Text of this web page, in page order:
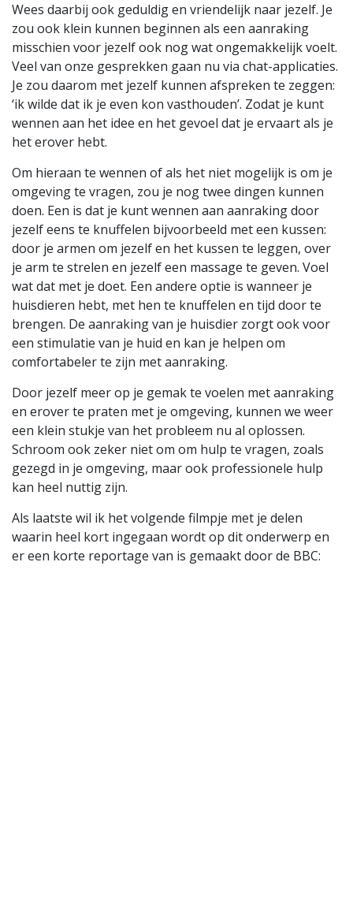
Wees daarbij ook geduldig en vriendelijk naar jezelf. Je
zou ook klein kunnen beginnen als een aanraking
misschien voor jezelf ook nog wat ongemakkelijk voelt.
Veel van onze gesprekken gaan nu via chat-applicaties.
Je zou daarom met jezelf kunnen afspreken te zeggen:
‘ik wilde dat ik je even kon vasthouden’. Zodat je kunt
wennen aan het idee en het gevoel dat je ervaart als je
het erover hebt.
Om hieraan te wennen of als het niet mogelijk is om je
omgeving te vragen, zou je nog twee dingen kunnen
doen. Een is dat je kunt wennen aan aanraking door
jezelf eens te knuffelen bijvoorbeeld met een kussen:
door je armen om jezelf en het kussen te leggen, over
je arm te strelen en jezelf een massage te geven. Voel
wat dat met je doet. Een andere optie is wanneer je
huisdieren hebt, met hen te knuffelen en tijd door te
brengen. De aanraking van je huisdier zorgt ook voor
een stimulatie van je huid en kan je helpen om
comfortabeler te zijn met aanraking.
Door jezelf meer op je gemak te voelen met aanraking
en erover te praten met je omgeving, kunnen we weer
een klein stukje van het probleem nu al oplossen.
Schroom ook zeker niet om om hulp te vragen, zoals
gezegd in je omgeving, maar ook professionele hulp
kan heel nuttig zijn.
Als laatste wil ik het volgende filmpje met je delen
waarin heel kort ingegaan wordt op dit onderwerp en
er een korte reportage van is gemaakt door de BBC: